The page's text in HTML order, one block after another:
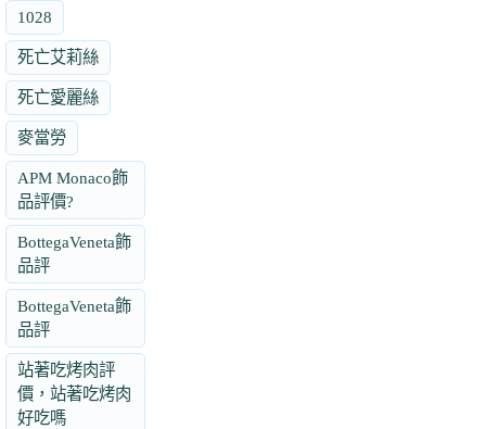
1028
死亡艾莉絲
死亡愛麗絲
麥當勞
APM Monaco飾
品評價?
BottegaVeneta飾
品評
BottegaVeneta飾
品評
站著吃烤肉評
價，站著吃烤肉
好吃嗎